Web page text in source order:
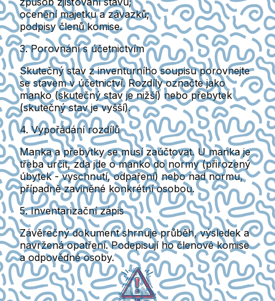
ocenění majetku a závazků;
podpisy členů komise.
3. Porovnání s účetnictvím
Skutečný stav z inventurního soupisu porovnejte
se stavem v účetnictví.Rozdíly označte jako
manko (skutečný stav je nižší) nebo přebytek
(skutečný stav je vyšší).
4. Vypořádání rozdílů
Manka a přebytky se musí zaúčtovat. U manka je
třeba určit, zda jde o manko do normy(přirozený
úbytek - vyschnutí, odpaření) nebo nad normu,
případně zaviněné konkrétní osobou.
5. Inventarizační zápis
Závěrečný dokument shrnuje průběh, výsledek a
navržená opatření.Podepisují ho členové komise
a odpovědné osoby.